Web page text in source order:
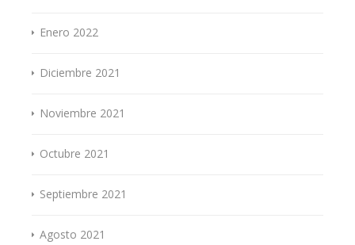
Enero 2022
Diciembre 2021
Noviembre 2021
Octubre 2021
Septiembre 2021
Agosto 2021